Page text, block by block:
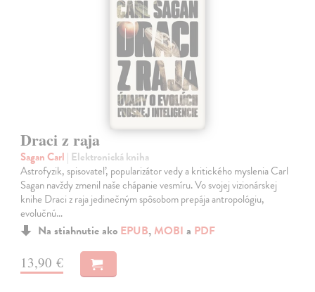
Draci z raja
Sagan Carl | Elektronická kniha
Astrofyzik, spisovateľ, popularizátor vedy a kritického myslenia Carl
Sagan navždy zmenil naše chápanie vesmíru. Vo svojej vizionárskej
knihe Draci z raja jedinečným spôsobom prepája antropológiu,
evolučnú…
Na stiahnutie ako EPUB, MOBI a PDF
13,90 €